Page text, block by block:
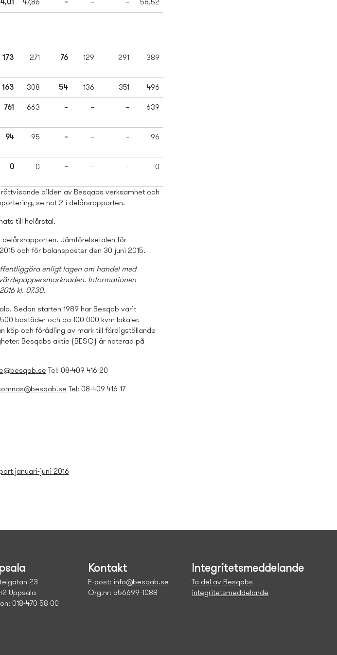
47,86 – – – 58,52
173 271 76 129 291 389
163 308 54 136 351 496
761 663 – – – 639
94 95 – – – 96
0 0 – – – 0
bilden av Besqabs verksamhet och
se not 2 i delårsrapporten.
till helårstal.
delårsrapporten. Jämförelsetalen för
och för balansposter den 30 juni 2015.
enligt lagen om handel med
Informationen
kl. 07.30.
Sedan starten 1989 har Besqab varit
bostäder och ca 100 000 kvm lokaler.
köp och förädling av mark till färdigställande
Besqabs aktie (BESQ) är noterad på
Tel: 08-409 416 20
Tel: 08-409 416 17
januari-juni 2016
23
Uppsala
018-470 58 00
Kontakt
E-post: info@besqab.se
Org.nr: 556699-1088
Integritetsmeddelande
Ta del av Besqabs
integritetsmeddelande